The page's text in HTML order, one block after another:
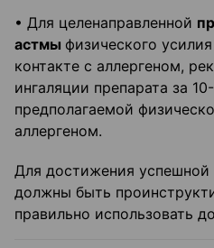
• Для целенаправленной
астмы физического
контакте с аллергеном,
ингаляции препарата за
предполагаемой
аллергеном.
Для достижения успешной
должны быть
правильно использовать